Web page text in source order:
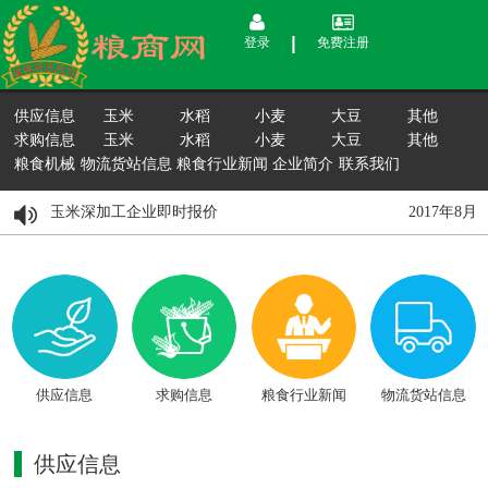
登录 免费注册
供应信息 玉米 水稻 小麦 大豆
其他
求购信息
玉米 水稻 小麦 大豆
其他
粮食机械 物流货站信息 粮食行业新闻 企业简介 联系我们
国内玉米深加工企业即时报价 2017年8月
供应信息 求购信息 粮食行业新闻 物流货站信息
供应信息